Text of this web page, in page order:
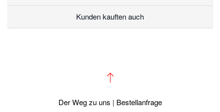
Kunden kauften auch
Der Weg zu uns | Bestellanfrage